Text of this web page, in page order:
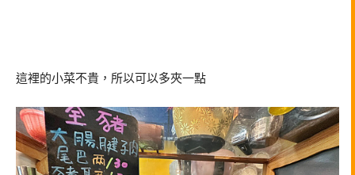
這裡的小菜不貴，所以可以多夾一點